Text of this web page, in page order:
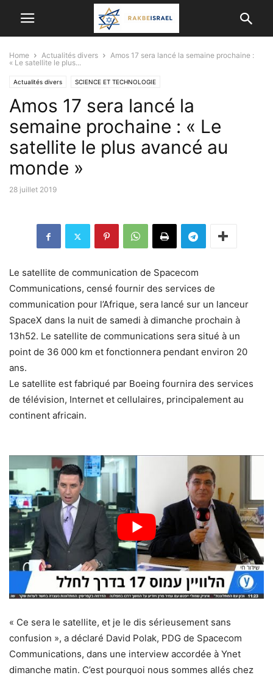
Home Actualités divers
Amos 17 sera lancé la semaine prochaine :
« Le satellite le plus...
Actualités divers SCIENCE ET TECHNOLOGIE
Amos 17 sera lancé la
semaine prochaine : « Le
satellite le plus avancé au
monde »
28 juillet 2019
Le satellite de communication de Spacecom
Communications, censé fournir des services de
communication pour l’Afrique, sera lancé sur un lanceur
SpaceX dans la nuit de samedi à dimanche prochain à
13h52. Le satellite de communications sera situé à un
point de 36 000 km et fonctionnera pendant environ 20
ans.
Le satellite est fabriqué par Boeing fournira des services
de télévision, Internet et cellulaires, principalement au
continent africain.
« Ce sera le satellite, et je le dis sérieusement sans
confusion », a déclaré David Polak, PDG de Spacecom
Communications, dans une interview accordée à Ynet
dimanche matin. C’est pourquoi nous sommes allés chez